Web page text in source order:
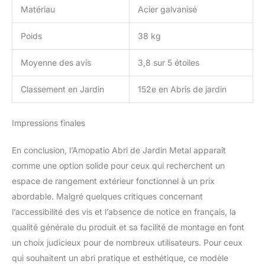
assembler cet abris de
jardin facilement. Les
panneaux pré-découpés
vous épargnent la moitié
du travail, ce qui vous
fait gagner du temps et
des efforts. De plus,
nous offrons deux paires
recommandons de
porter les gants pour
aux mains.
Matériau Acier galvanisé
Poids 38 kg
Moyenne des avis 3,8 sur 5 étoiles
Classement en Jardin 152e en Abris de jardin
Impressions finales
En conclusion, l’Amopatio Abri de Jardin Metal apparaît
comme une option solide pour ceux qui recherchent un
espace de rangement extérieur fonctionnel à un prix
abordable. Malgré quelques critiques concernant
l’accessibilité des vis et l’absence de notice en français, la
qualité générale du produit et sa facilité de montage en font
un choix judicieux pour de nombreux utilisateurs. Pour ceux
qui souhaitent un abri pratique et esthétique, ce modèle